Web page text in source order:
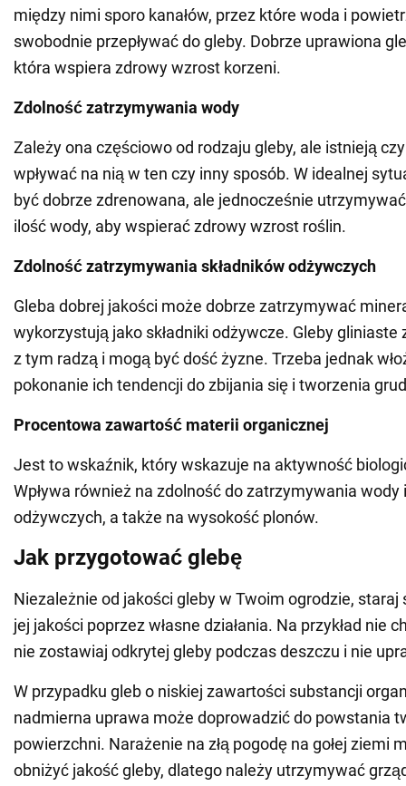
między nimi sporo kanałów, przez które woda i
swobodnie przepływać do gleby. Dobrze uprawiona
która wspiera zdrowy wzrost korzeni.
Zdolność zatrzymywania wody
Zależy ona częściowo od rodzaju gleby, ale istnieją
wpływać na nią w ten czy inny sposób. W idealnej
być dobrze zdrenowana, ale jednocześnie
ilość wody, aby wspierać zdrowy wzrost roślin.
Zdolność zatrzymywania składników odżywczych
Gleba dobrej jakości może dobrze zatrzymywać
wykorzystują jako składniki odżywcze. Gleby gliniaste
z tym radzą i mogą być dość żyzne. Trzeba jednak
pokonanie ich tendencji do zbijania się i tworzenia
Procentowa zawartość materii organicznej
Jest to wskaźnik, który wskazuje na aktywność
Wpływa również na zdolność do zatrzymywania wody
odżywczych, a także na wysokość plonów.
Jak przygotować glebę
Niezależnie od jakości gleby w Twoim ogrodzie, staraj
jej jakości poprzez własne działania. Na przykład nie
nie zostawiaj odkrytej gleby podczas deszczu i nie
W przypadku gleb o niskiej zawartości substancji
nadmierna uprawa może doprowadzić do powstania
powierzchni. Narażenie na złą pogodę na gołej ziemi
obniżyć jakość gleby, dlatego należy utrzymywać